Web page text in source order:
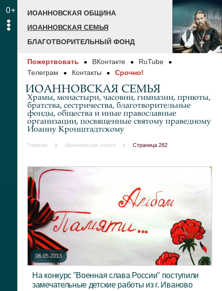
0+
ИОАННОВСКАЯ ОБЩИНА
ИОАННОВСКАЯ СЕМЬЯ
БЛАГОТВОРИТЕЛЬНЫЙ ФОНД
Пожертвовать ВКонтакте
RuTube
Телеграм
Контакты Срочно!
ИОАННОВСКАЯ СЕМЬЯ
Храмы, монастыри, часовни, гимназии, приюты,
братства, сестричества, благотворительные
фонды, общества и иные православные
организации, посвященные святому праведному
Иоанну Кронштадтскому
Главная Иоанновская семья Страница 282
06.05.2013
На конкурс "Военная слава России" поступили
замечательные детские работы из г. Иваново